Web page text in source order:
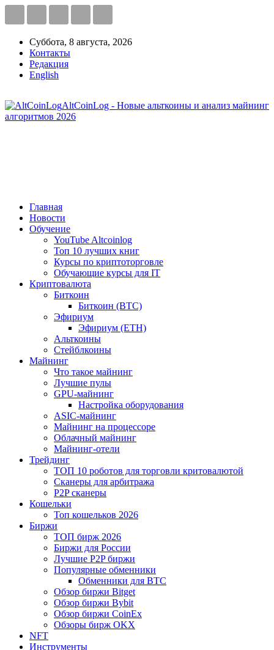
Суббота, 8 августа, 2026
Контакты
Редакция
English
AltCoinLog - Новые альткоины и анализ майнинг
алгоритмов 2026
Главная
Новости
Обучение
YouTube Altcoinlog
Топ 10 лучших книг
Курсы по криптоторговле
Обучающие курсы для IT
Криптовалюта
Биткоин
Биткоин (BTC)
Эфириум
Эфириум (ETH)
Альткоины
Стейблкоины
Майнинг
Что такое майнинг
Лучшие пулы
GPU-майнинг
Настройка оборудования
ASIC-майнинг
Майнинг на процессоре
Облачный майнинг
Майнинг-отели
Трейдинг
ТОП 10 роботов для торговли критовалютой
Сканеры для арбитража
P2P сканеры
Кошельки
Топ кошельков 2026
Биржи
ТОП бирж 2026
Биржи для России
Лучшие P2P биржи
Популярные обменники
Обменники для BTC
Обзор биржи Bitget
Обзор биржи Bybit
Обзор биржи CoinEx
Обзоры бирж OKX
NFT
Инструменты